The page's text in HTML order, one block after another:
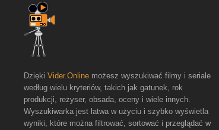
Dzięki Vider.Online możesz wyszukiwać filmy i seriale
według wielu kryteriów, takich jak gatunek, rok
produkcji, reżyser, obsada, oceny i wiele innych.
Wyszukiwarka jest łatwa w użyciu i szybko wyświetla
wyniki, które można filtrować, sortować i przeglądać w